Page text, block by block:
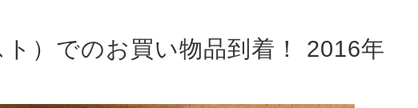
）でのお買い物品到着！ 2016年